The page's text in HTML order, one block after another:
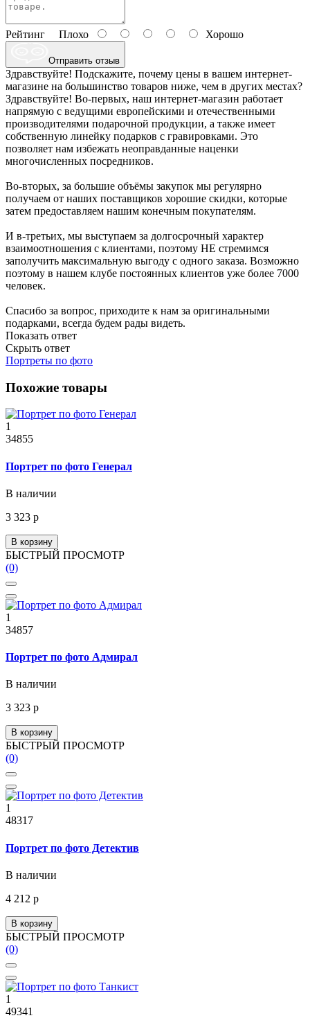
Рейтинг Плохо Хорошо
Отправить отзыв
Здравствуйте! Подскажите, почему цены в вашем интернет-
магазине на большинство товаров ниже, чем в других местах?
Здравствуйте! Во-первых, наш интернет-магазин работает
напрямую с ведущими европейскими и отечественными
производителями подарочной продукции, а также имеет
собственную линейку подарков с гравировками. Это
позволяет нам избежать неоправданные наценки
многочисленных посредников.
Во-вторых, за большие объёмы закупок мы регулярно
получаем от наших поставщиков хорошие скидки, которые
затем предоставляем нашим конечным покупателям.
И в-третьих, мы выступаем за долгосрочный характер
взаимоотношения с клиентами, поэтому НЕ стремимся
заполучить максимальную выгоду с одного заказа. Возможно
поэтому в нашем клубе постоянных клиентов уже более 7000
человек.
Спасибо за вопрос, приходите к нам за оригинальными
подарками, всегда будем рады видеть.
Показать ответ
Скрыть ответ
Портреты по фото
Похожие товары
1
34855
Портрет по фото Генерал
В наличии
3 323 р
В корзину
БЫСТРЫЙ ПРОСМОТР
(0)
1
34857
Портрет по фото Адмирал
В наличии
3 323 р
В корзину
БЫСТРЫЙ ПРОСМОТР
(0)
1
48317
Портрет по фото Детектив
В наличии
4 212 р
В корзину
БЫСТРЫЙ ПРОСМОТР
(0)
1
49341